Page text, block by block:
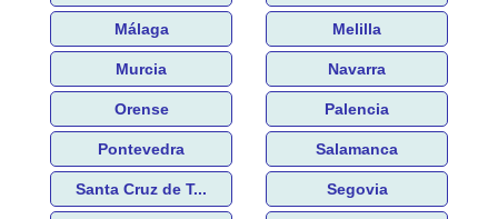
Málaga Melilla
Murcia Navarra
Orense Palencia
Pontevedra Salamanca
Santa Cruz de T... Segovia